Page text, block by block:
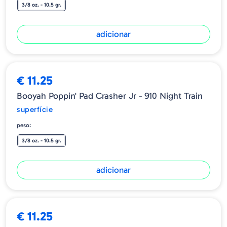
3/8 oz. - 10.5 gr.
adicionar
€ 11.25
Booyah Poppin' Pad Crasher Jr - 910 Night Train
superfície
peso:
3/8 oz. - 10.5 gr.
adicionar
€ 11.25